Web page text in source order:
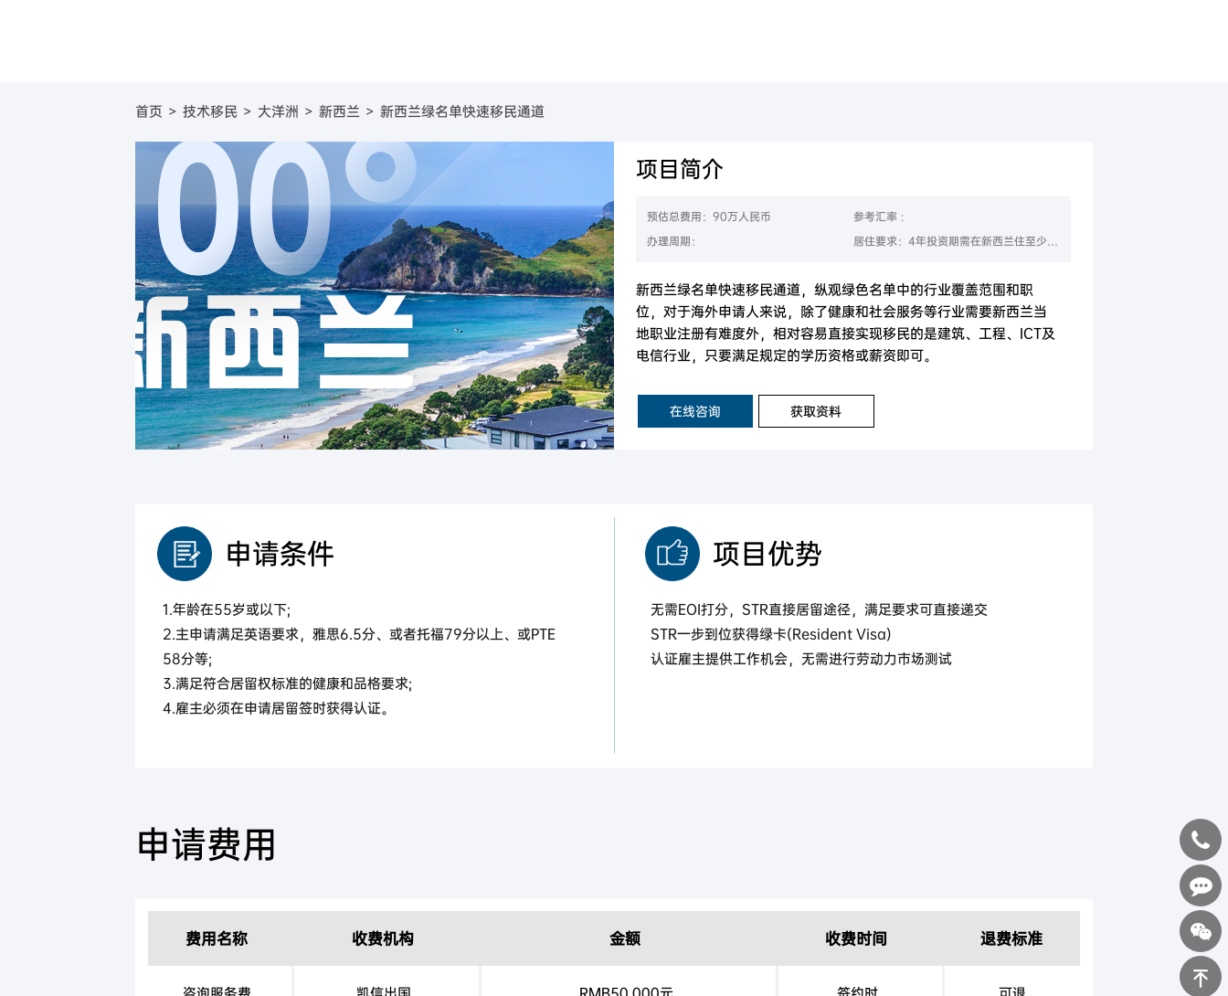
格林纳达 格林纳达投资移民
美国 美国EB-5投资移民
加拿大 加拿大联邦创业投资移民 加拿大萨省商业移民
澳大利亚 澳洲188B投资者签证项目 澳洲188A商业创新签证
瓦努阿图 瓦努阿图投资移民
土耳其 土耳其投资移民
西班牙 西班牙非盈利移民项目
马耳他 马耳他永居项目
马来西亚 马来西亚第二家园计划
日本 日本经营管理签证
新加坡 新加坡创业EP
加拿大
加拿大阿省雇主担保移民
澳大利亚 澳洲190州政府担保技术移民
新西兰
新西兰技术移民六分制
新西兰主动投资者签证
新西兰绿名单快速移民通道
西班牙购房移民
希腊购房移民
香港优才计划申请条件
首页 > 技术移民 > 大洋洲 > 新西兰 > 新西兰绿名单快速移民通道
项目简介
预估总费用：90万人民币
参考汇率 :
办理周期：
居住要求：4年投资期需在新西兰住至少117天
新西兰绿名单快速移民通道，纵观绿色名单中的行业覆盖范围和职
位，对于海外申请人来说，除了健康和社会服务等行业需要新西兰当
地职业注册有难度外，相对容易直接实现移民的是建筑、工程、ICT及
电信行业，只要满足规定的学历资格或薪资即可。
在线咨询 获取资料
申请条件
1.年龄在55岁或以下;
2.主申请满足英语要求，雅思6.5分、或者托福79分以上、或PTE
58分等;
3.满足符合居留权标准的健康和品格要求;
4.雇主必须在申请居留签时获得认证。
项目优势
无需EOI打分，STR直接居留途径，满足要求可直接递交
STR一步到位获得绿卡(Resident Visa)
认证雇主提供工作机会，无需进行劳动力市场测试
申请费用
费用名称 收费机构 金额 收费时间 退费标准
400-
0898-
123
在线咨询